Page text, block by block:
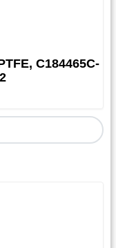
C184465C-